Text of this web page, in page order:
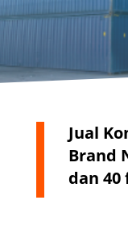
Jual
Brand
dan 40